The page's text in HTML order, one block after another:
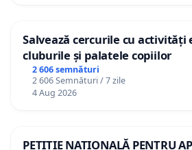
Salvează cercurile cu activități
cluburile și palatele copiilor
2 606 semnături
2 606 Semnături / 7 zile
4 Aug 2026
PETIȚIE NAȚIONALĂ PENTRU